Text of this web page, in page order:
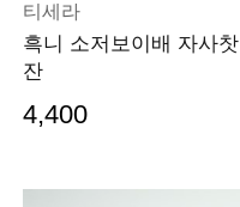
티세라
흑니 소저보이배 자사찻
잔
4,400